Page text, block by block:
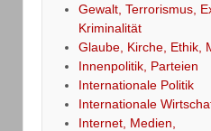
Gewalt, Terrorismus,
Kriminalität
Glaube, Kirche, Ethik,
Innenpolitik, Parteien
Internationale Politik
Internationale
Internet, Medien,